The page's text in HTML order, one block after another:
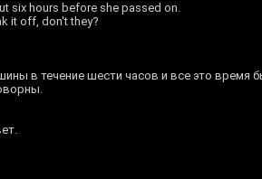
six hours before she passed on.
it off, don't they?
в течение шести часов и все это время